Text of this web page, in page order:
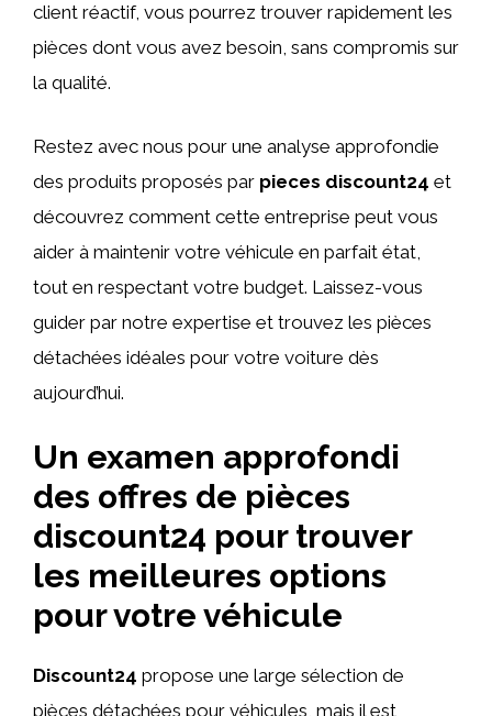
client réactif, vous pourrez trouver rapidement les
pièces dont vous avez besoin, sans compromis sur
la qualité.
Restez avec nous pour une analyse approfondie
des produits proposés par pieces discount24 et
découvrez comment cette entreprise peut vous
aider à maintenir votre véhicule en parfait état,
tout en respectant votre budget. Laissez-vous
guider par notre expertise et trouvez les pièces
détachées idéales pour votre voiture dès
aujourd’hui.
Un examen approfondi
des offres de pièces
discount24 pour trouver
les meilleures options
pour votre véhicule
Discount24 propose une large sélection de
pièces détachées pour véhicules, mais il est